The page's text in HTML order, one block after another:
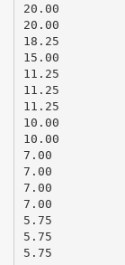
20.00
20.00
18.25
15.00
11.25
11.25
11.25
10.00
10.00
7.00
7.00
7.00
7.00
5.75
5.75
5.75